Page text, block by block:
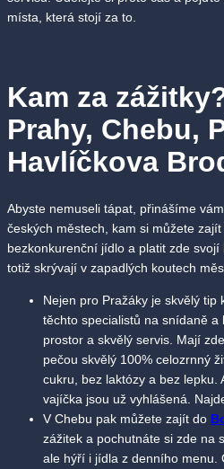
místa, která stojí za to.
Kam za
Prahy, Chebu,
Havlíčkova
Abyste nemuseli tápat, přinášíme
českých městech, kam si můžete
bezkonkurenční jídlo a platit zde
totiž skrývají v zapadlých koutech
Nejen pro Pražáky je skvělý tip
těchto specialistů na snídaně
prostor a skvělý servis. Mají
pečou skvělý 100% celozrnný
cukru, bez laktózy a bez lepku.
vajíčka jsou už vyhlášená.
V Chebu pak můžete zajít do
zážitek a pochutnáte si zde na
ale hýří i jídla z denního menu.